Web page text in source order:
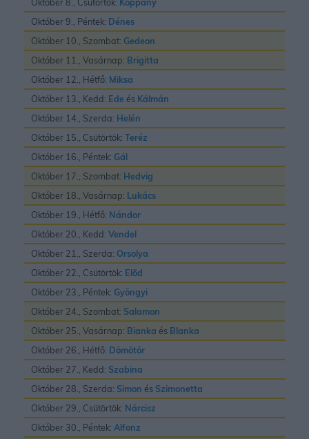
Október 9., Péntek: Dénes
Október 10., Szombat: Gedeon
Október 11., Vasárnap: Brigitta
Október 12., Hétfő: Miksa
Október 13., Kedd: Ede és Kálmán
Október 14., Szerda: Helén
Október 15., Csütörtök: Teréz
Október 16., Péntek: Gál
Október 17., Szombat: Hedvig
Október 18., Vasárnap: Lukács
Október 19., Hétfő: Nándor
Október 20., Kedd: Vendel
Október 21., Szerda: Orsolya
Október 22., Csütörtök: Elõd
Október 23., Péntek: Gyöngyi
Október 24., Szombat: Salamon
Október 25., Vasárnap: Bianka és Blanka
Október 26., Hétfő: Dömötör
Október 27., Kedd: Szabina
Október 28., Szerda: Simon és Szimonetta
Október 29., Csütörtök: Nárcisz
Október 30., Péntek: Alfonz